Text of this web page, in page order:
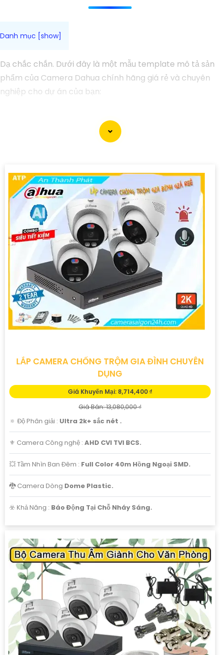
Dạ chắc chắn. Dưới đây là một mẫu template mô tả sản
phẩm của Camera Dahua chính hãng giá rẻ và chuyên
nghiệp cho dự án của bạn:
Tên sản phẩm: Camera Dahua chính hãng Mã sản phẩm:
Camera Dahua chính hãng được đánh giá cao về chất
lượng hình ảnh và độ tin cậy. Với độ phân giải sắc nét, hỗ
trợ nhiều chức năng thông minh, đây là lựa chọn hoàn
hảo cho dự án của bạn.
Giá cả phải chăng: Dù là sản phẩm chất lượng
chuyên nghiệp nhưng Camera Dahua chính hãng vẫn có
mức giá vô cùng hấp dẫn, phù hợp với ngân sách của dự
Thiết kế hiện đại và đa dạng: Camera Dahua cung
cấp các mẫu thiết kế đa dạng, từ dạng bán cầu cho đến
dạng hồng ngoại, giúp bạn lựa chọn phù hợp với các
phân khúc và yêu cầu cụ thể.
bạn, vui lòng liên hệ theo thông tin sau:- Địa chỉ: [Địa chỉ
cửa hàng hoặc website]- Số điện thoại: [Số điện thoại liên
hệ]- Email: [Địa chỉ email]
Hy vọng mô tả trên sẽ giúp bạn có thêm thông tin về
Camera Dahua chính hãng và quyết định cho dự án của
mình. Nếu cần thêm hỗ trợ, bạn có thể cho biết thêm chi
tiết để được tư vấn cụ thể hơn.
LẮP CAMERA CHỐNG TRỘM GIA ĐÌNH CHUYÊN
DỤNG
Giá Khuyến Mại: 8,714,400 ₫
Giá Bán: 13,080,000 ₫
🔅 Độ Phân giải : Ultra 2k+ sắc nét .
⚜️ Camera Công nghệ : AHD CVI TVI BCS.
💥 Tầm Nhìn Ban Đêm : Full Color 40m Hồng Ngoại SMD.
🐉️ Camera Dòng Dome Plastic.
️☣️ Khả Năng : Báo Động Tại Chỗ Nháy Sáng.